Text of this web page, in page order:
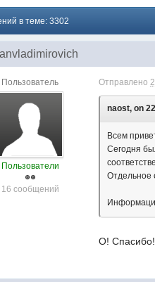
в теме: 3302
Пользователь
Пользователи
16 сообщений
Отправлено
naost, on
Всем
Сегодня
Отдельное
О! Спасибо!